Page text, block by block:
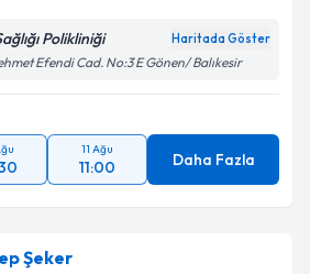
Polikliniği Haritada Göster
Efendi Cad. No:3 E Gönen/ Balıkesir
11 Ağu
11:00 Daha Fazla
Şeker